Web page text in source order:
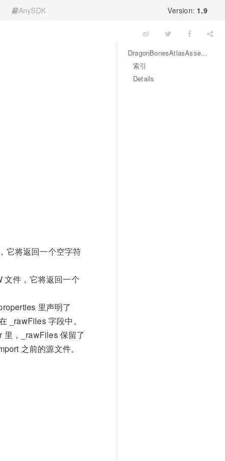
DragonBonesAtlasAsset 类型
索引
Details
AnySDK Version: 1.9
它将返回一个空字符
文件，它将返回一个
里声明了
_rawFiles 字段中。
里，_rawFiles 保留了
之前的源文件。